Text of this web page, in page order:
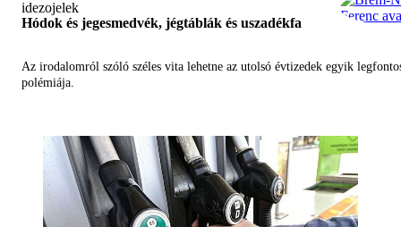
Hódok és jegesmedvék, jégtáblák és uszadékfa
Az irodalomról szóló széles vita lehetne az utolsó évtizedek egyik
polémiája.